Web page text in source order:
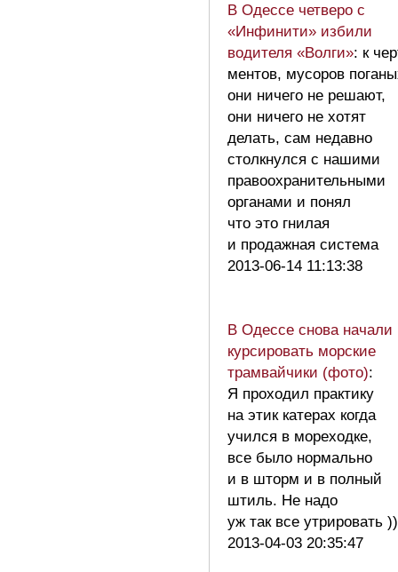
В Одессе четверо с
«Инфинити» избили
водителя «Волги»: к
ментов, мусоров
они ничего не решают,
они ничего не хотят
делать, сам недавно
столкнулся с нашими
правоохранительными
органами и понял
что это гнилая
и продажная система
2013-06-14 11:13:38
В Одессе снова начали
курсировать морские
трамвайчики (фото):
Я проходил практику
на этик катерах когда
учился в мореходке,
все было нормально
и в шторм и в полный
штиль. Не надо
уж так все утрировать
2013-04-03 20:35:47